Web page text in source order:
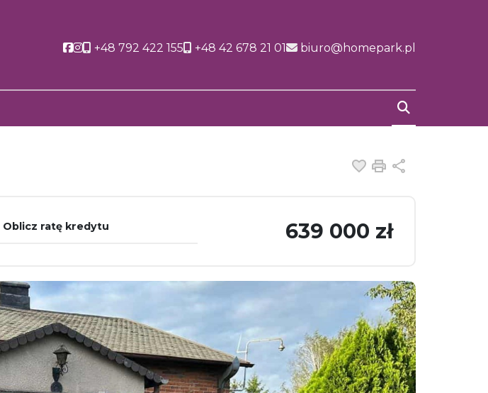
Social link
Social link
+48 792 422 155 +48 42 678 21 01 biuro@homepark.pl
Dodaj do
Drukuj
Oblicz ratę kredytu 639 000 zł